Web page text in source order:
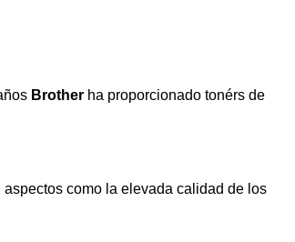
Brother ha proporcionado tonérs de
como la elevada calidad de los